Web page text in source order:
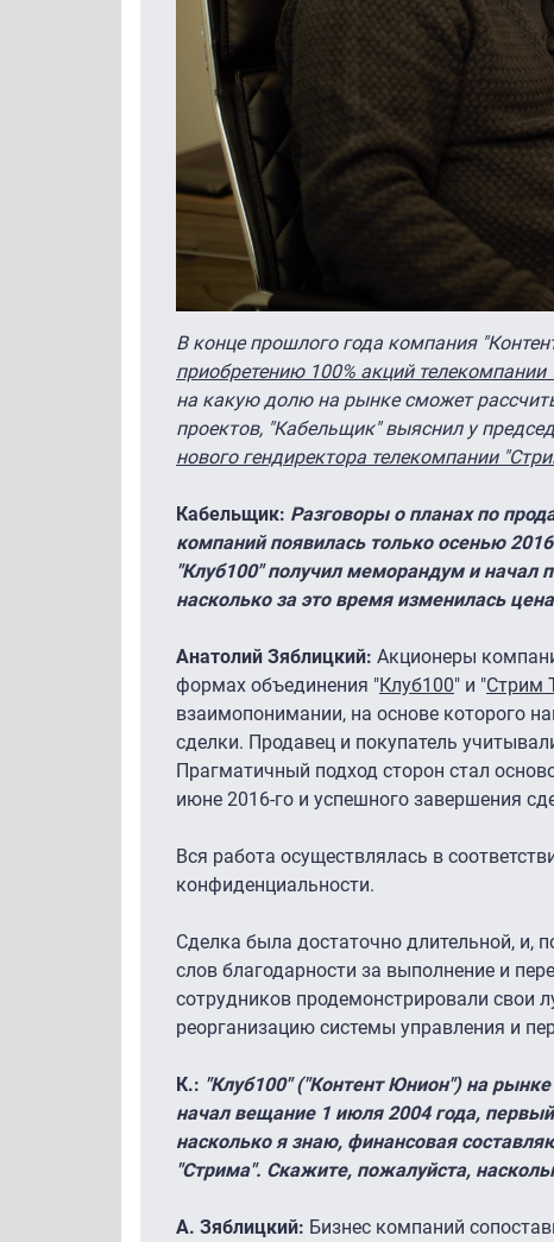
В конце прошлого года компания
приобретению 100% акций телекомпании
на какую долю на рынке сможет
проектов, "Кабельщик" выяснил у
нового гендиректора телекомпании
Кабельщик: Разговоры о планах по
компаний появилась только осенью
"Клуб100" получил меморандум и начал
насколько за это время изменилась
Анатолий Зяблицкий: Акционеры
формах объединения "Клуб100" и "Стрим
взаимопонимании, на основе которого
сделки. Продавец и покупатель
Прагматичный подход сторон стал
июне 2016-го и успешного завершения
Вся работа осуществлялась в
конфиденциальности.
Сделка была достаточно длительной,
слов благодарности за выполнение и
сотрудников продемонстрировали свои
реорганизацию системы управления и
К.: "Клуб100" ("Контент Юнион") на
начал вещание 1 июля 2004 года,
насколько я знаю, финансовая
"Стрима". Скажите, пожалуйста,
А. Зяблицкий: Бизнес компаний